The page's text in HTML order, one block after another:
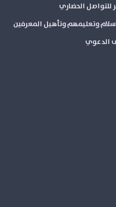
للتواصل الحضاري
وتعليمهم وتأهيل المعرفين
الدعوي